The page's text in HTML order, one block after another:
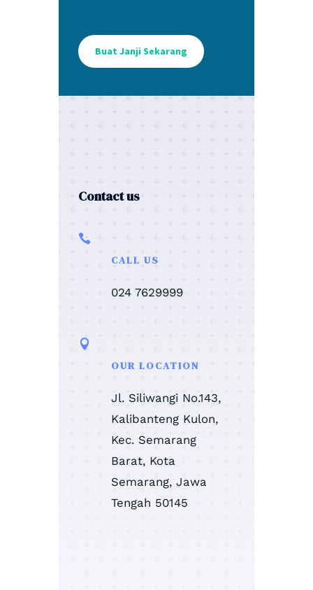
Buat Janji Sekarang
Contact us

CALL US
024 7629999

OUR LOCATION
Jl. Siliwangi No.143,
Kalibanteng Kulon,
Kec. Semarang
Barat, Kota
Semarang, Jawa
Tengah 50145